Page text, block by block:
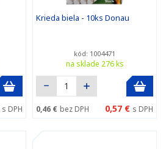
s DPH
Krieda biela - 10ks Donau
kód: 1004471
na sklade 276 ks
0,46 € bez DPH 0,57 € s DPH